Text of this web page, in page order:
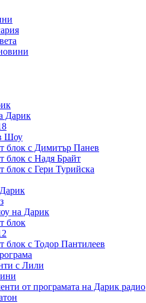
Дарик
Шоу
блок с Димитър Панев
блок с Надя Брайт
блок с Гери Турийска
на Дарик
блок
блок с Тодор Пантилеев
с Лили
от програмата на Дарик радио